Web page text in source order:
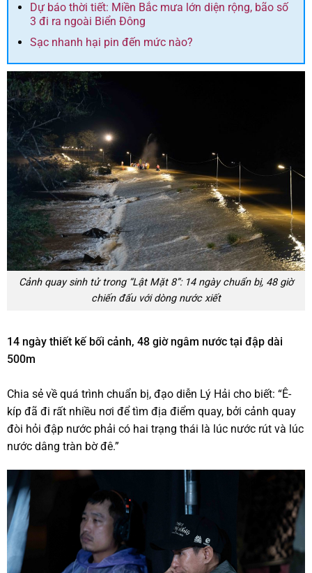
Dự báo thời tiết: Miền Bắc mưa lớn diện rộng, bão số
3 đi ra ngoài Biển Đông
Sạc nhanh hại pin đến mức nào?
Cảnh quay sinh tử trong “Lật Mặt 8”: 14 ngày chuẩn bị, 48 giờ
chiến đấu với dòng nước xiết
14 ngày thiết kế bối cảnh, 48 giờ ngâm nước tại đập dài
500m
Chia sẻ về quá trình chuẩn bị, đạo diễn Lý Hải cho biết: “Ê-
kíp đã đi rất nhiều nơi để tìm địa điểm quay, bởi cảnh quay
đòi hỏi đập nước phải có hai trạng thái là lúc nước rút và lúc
nước dâng tràn bờ đê.”